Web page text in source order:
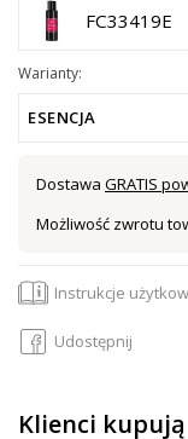
FC33419E
Warianty:
ESENCJA
Dostawa GRATIS
Możliwość zwrotu
Instrukcje
Udostępnij
Klienci